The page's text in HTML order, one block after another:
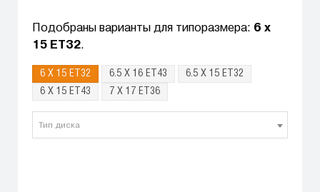
Подобраны варианты для типоразмера: 6 x
15 ET32.
6 X 15 ET32 6.5 X 16 ET43
6.5 X 15 ET32
6 X 15 ET43
7 X 17 ET36
Тип диска